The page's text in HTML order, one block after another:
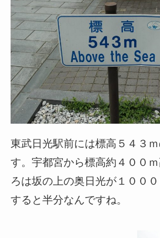
東武日光駅前には標高５４３
す。宇都宮から標高約４００
ろは坂の上の奥日光が１００
すると半分なんですね。